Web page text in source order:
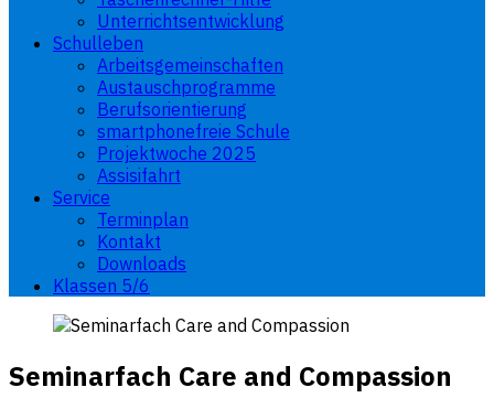
Unterrichtsentwicklung
Schulleben
Arbeitsgemeinschaften
Austauschprogramme
Berufsorientierung
smartphonefreie Schule
Projektwoche 2025
Assisifahrt
Service
Terminplan
Kontakt
Downloads
Klassen 5/6
Seminarfach Care and Compassion